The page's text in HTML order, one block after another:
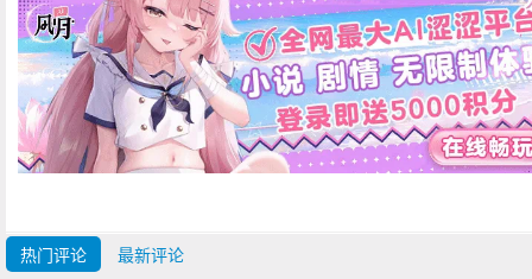
热门评论 最新评论